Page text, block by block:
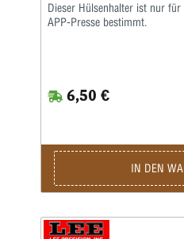
Dieser Hülsenhalter ist nur
APP-Presse bestimmt.
6,50 €
IN DEN